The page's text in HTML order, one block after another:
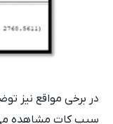
در برخی مواقع نیز
سیپ کات مشاهده